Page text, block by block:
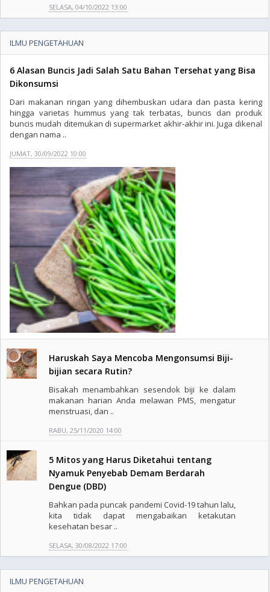
SELASA, 04/10/2022 13:00
ILMU PENGETAHUAN
6 Alasan Buncis Jadi Salah Satu Bahan Tersehat yang Bisa
Dikonsumsi
Dari makanan ringan yang dihembuskan udara dan pasta kering
hingga varietas hummus yang tak terbatas, buncis dan produk
buncis mudah ditemukan di supermarket akhir-akhir ini. Juga dikenal
dengan nama ..
JUMAT, 30/09/2022 10:00
Haruskah Saya Mencoba Mengonsumsi Biji-
bijian secara Rutin?
Bisakah menambahkan sesendok biji ke dalam
makanan harian Anda melawan PMS, mengatur
menstruasi, dan ..
RABU, 25/11/2020 14:00
5 Mitos yang Harus Diketahui tentang
Nyamuk Penyebab Demam Berdarah
Dengue (DBD)
Bahkan pada puncak pandemi Covid-19 tahun lalu,
kita tidak dapat mengabaikan ketakutan
kesehatan besar ..
SELASA, 30/08/2022 17:00
ILMU PENGETAHUAN